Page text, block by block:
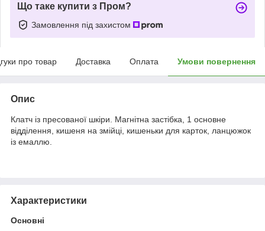
Що таке купити з Пром?
Замовлення під захистом
про товар Доставка Оплата Умови повернення
Опис
Клатч із пресованої шкіри. Магнітна застібка, 1 основне
відділення, кишеня на змійці, кишеньки для карток, ланцюжок
із емаллю.
Характеристики
Основні